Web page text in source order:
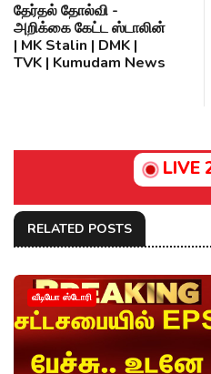
தேர்தல் தோல்வி -
அறிக்கை கேட்ட ஸ்டாலின்
| MK Stalin | DMK |
TVK | Kumudam News
LIVE
RELATED POSTS
வீடியோ ஸ்டோரி